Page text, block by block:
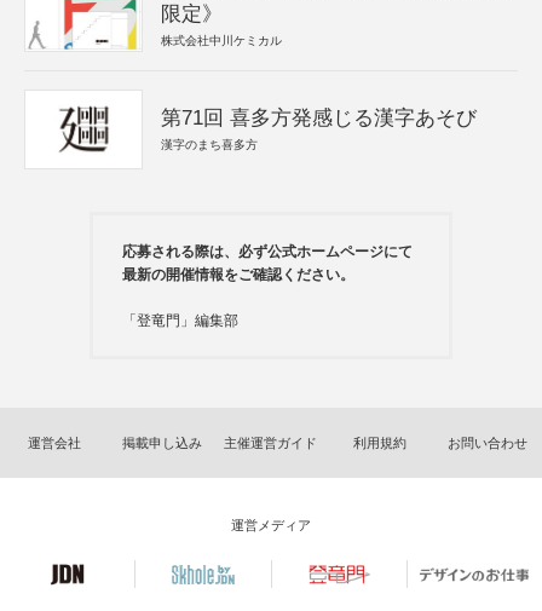
限定》
株式会社中川ケミカル
第71回 喜多方発感じる漢字あそび
漢字のまち喜多方
応募される際は、必ず公式ホームページにて
最新の開催情報をご確認ください。
「登竜門」編集部
運営会社 掲載申し込み 主催運営ガイド 利用規約 お問い合わせ
運営メディア